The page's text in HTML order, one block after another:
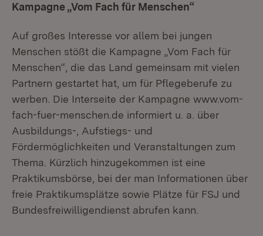
Kampagne „Vom Fach für Menschen“
Auf großes Interesse vor allem bei jungen
Menschen stößt die Kampagne „Vom Fach für
Menschen“, die das Land gemeinsam mit vielen
Partnern gestartet hat, um für Pflegeberufe zu
werben. Die Interseite der Kampagne www.vom-
fach-fuer-menschen.de informiert u. a. über
Ausbildungs-, Aufstiegs- und
Fördermöglichkeiten und Veranstaltungen zum
Thema. Kürzlich hinzugekommen ist eine
Praktikumsbörse, bei der man Informationen über
freie Praktikumsplätze sowie Plätze für FSJ und
Bundesfreiwilligendienst abrufen kann.